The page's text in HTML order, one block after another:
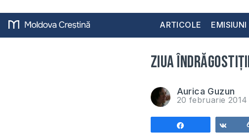
ARTICOLE EMISIUNI
Ziua
Aurica Guzun
20 februarie 2014